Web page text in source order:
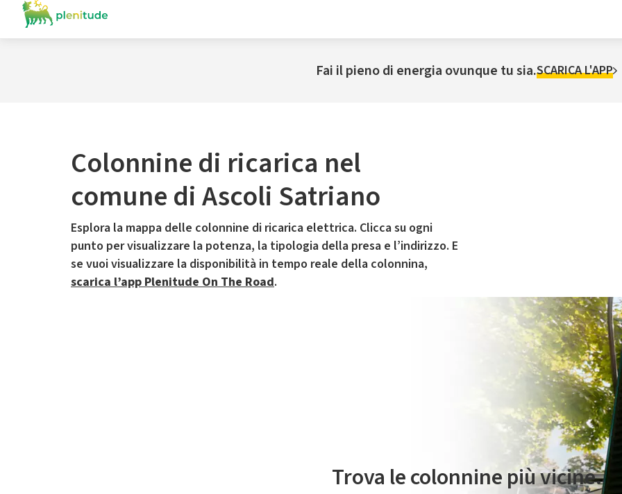
Fai il pieno di energia ovunque tu sia.SCARICA L'APP
Colonnine di ricarica nel
comune di Ascoli Satriano
Esplora la mappa delle colonnine di ricarica elettrica. Clicca su ogni
punto per visualizzare la potenza, la tipologia della presa e l’indirizzo. E
se vuoi visualizzare la disponibilità in tempo reale della colonnina,
scarica l’app Plenitude On The Road.
Il servizio di mobilità elettrica è gestito da Plenitude On The Road
Trova le colonnine più vicine.